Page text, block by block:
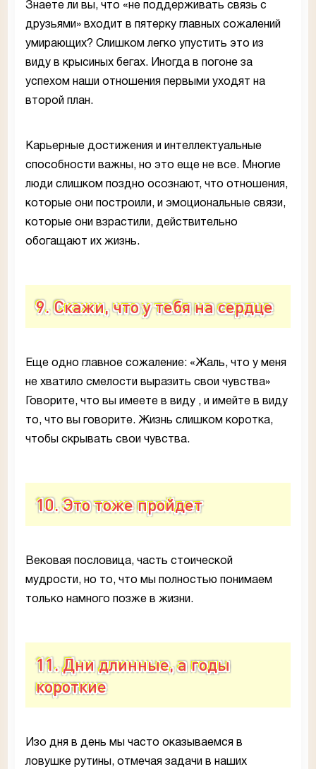
Знаете ли вы, что «не поддерживать связь с
друзьями» входит в пятерку главных сожалений
умирающих? Слишком легко упустить это из
виду в крысиных бегах. Иногда в погоне за
успехом наши отношения первыми уходят на
второй план.
Карьерные достижения и интеллектуальные
способности важны, но это еще не все. Многие
люди слишком поздно осознают, что отношения,
которые они построили, и эмоциональные связи,
которые они взрастили, действительно
обогащают их жизнь.
9. Скажи, что у тебя на сердце
Еще одно главное сожаление: «Жаль, что у меня
не хватило смелости выразить свои чувства»
Говорите, что вы имеете в виду , и имейте в виду
то, что вы говорите. Жизнь слишком коротка,
чтобы скрывать свои чувства.
10. Это тоже пройдет
Вековая пословица, часть стоической
мудрости, но то, что мы полностью понимаем
только намного позже в жизни.
11. Дни длинные, а годы
короткие
Изо дня в день мы часто оказываемся в
ловушке рутины, отмечая задачи в наших